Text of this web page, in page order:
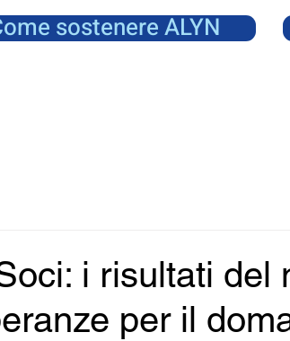
sostenere ALYN
i risultati del
per il